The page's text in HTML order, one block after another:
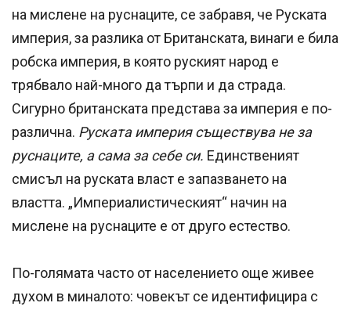
на мислене на руснаците, се забравя, че Руската
империя, за разлика от Британската, винаги е била
робска империя, в която руският народ е
трябвало най-много да търпи и да страда.
Сигурно британската представа за империя е по-
различна. Руската империя съществува не за
руснаците, а сама за себе си. Единственият
смисъл на руската власт е запазването на
властта. „Империалистическият“ начин на
мислене на руснаците е от друго естество.
По-голямата часто от населението още живее
духом в миналото: човекът се идентифицира с